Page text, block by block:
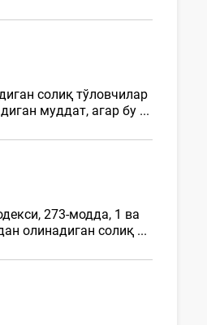
солиқ тўловчилар
муддат, агар бу ...
273-модда, 1 ва
олинадиган солиқ ...